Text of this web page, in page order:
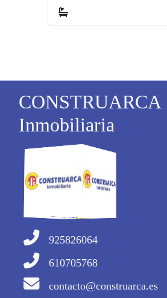
CONSTRUARCA
Inmobiliaria
925826064
610705768
contacto@construarca.es